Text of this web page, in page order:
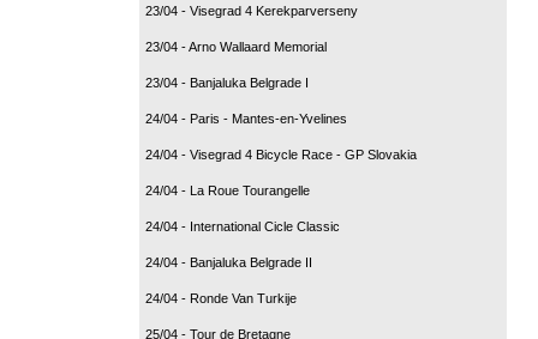
23/04 - Visegrad 4 Kerekparverseny
23/04 - Arno Wallaard Memorial
23/04 - Banjaluka Belgrade I
24/04 - Paris - Mantes-en-Yvelines
24/04 - Visegrad 4 Bicycle Race - GP Slovakia
24/04 - La Roue Tourangelle
24/04 - International Cicle Classic
24/04 - Banjaluka Belgrade II
24/04 - Ronde Van Turkije
25/04 - Tour de Bretagne